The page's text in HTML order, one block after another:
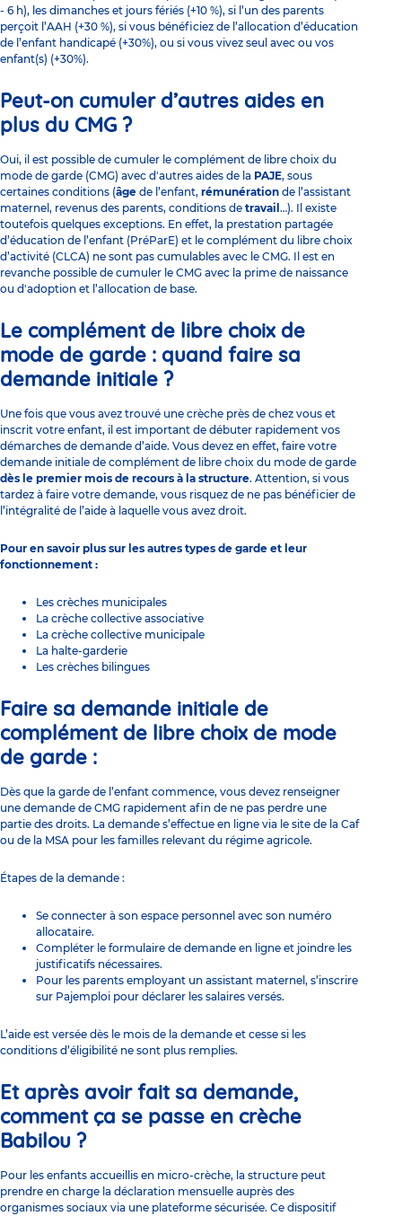
- 6 h), les dimanches et jours fériés (+10 %), si l’un des parents
perçoit l’AAH (+30 %), si vous bénéficiez de l’allocation d’éducation
de l’enfant handicapé (+30%), ou si vous vivez seul avec ou vos
enfant(s) (+30%).
Peut-on cumuler d’autres aides en
plus du CMG ?
Oui, il est possible de cumuler le complément de libre choix du
mode de garde (CMG) avec d'autres aides de la PAJE, sous
certaines conditions (âge de l’enfant, rémunération de l’assistant
maternel, revenus des parents, conditions de travail …). Il existe
toutefois quelques exceptions. En effet, la prestation partagée
d’éducation de l’enfant (PréParE) et le complément du libre choix
d’activité (CLCA) ne sont pas cumulables avec le CMG. Il est en
revanche possible de cumuler le CMG avec la prime de naissance
ou d'adoption et l’allocation de base.
Le complément de libre choix de
mode de garde : quand faire sa
demande initiale ?
Une fois que vous avez trouvé une crèche près de chez vous et
inscrit votre enfant, il est important de débuter rapidement vos
démarches de demande d’aide. Vous devez en effet, faire votre
demande initiale de complément de libre choix du mode de garde
dès le premier mois de recours à la structure. Attention, si vous
tardez à faire votre demande, vous risquez de ne pas bénéficier de
l’intégralité de l’aide à laquelle vous avez droit.
Pour en savoir plus sur les autres types de garde et leur
fonctionnement :
Les crèches municipales
La crèche collective associative
La crèche collective municipale
La halte-garderie
Les crèches bilingues
Faire sa demande initiale de
complément de libre choix de mode
de garde :
Dès que la garde de l’enfant commence, vous devez renseigner
une demande de CMG rapidement afin de ne pas perdre une
partie des droits. La demande s’effectue en ligne via le site de la Caf
ou de la MSA pour les familles relevant du régime agricole.
Étapes de la demande :
Se connecter à son espace personnel avec son numéro
allocataire.
Compléter le formulaire de demande en ligne et joindre les
justificatifs nécessaires.
Pour les parents employant un assistant maternel, s’inscrire
sur Pajemploi pour déclarer les salaires versés.
L’aide est versée dès le mois de la demande et cesse si les
conditions d’éligibilité ne sont plus remplies.
Et après avoir fait sa demande,
comment ça se passe en crèche
Babilou ?
Pour les enfants accueillis en micro-crèche, la structure peut
prendre en charge la déclaration mensuelle auprès des
organismes sociaux via une plateforme sécurisée. Ce dispositif